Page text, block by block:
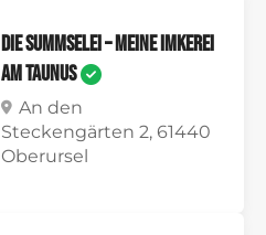
Die Summselei – Meine Imkerei
am Taunus
An den
Steckengärten 2, 61440
Oberursel